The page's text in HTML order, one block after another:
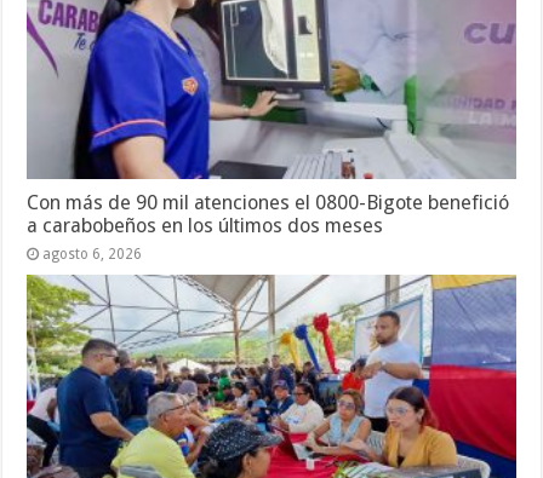
Con más de 90 mil atenciones el 0800-Bigote benefició
a carabobeños en los últimos dos meses
agosto 6, 2026